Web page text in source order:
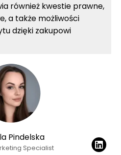
również kwestie prawne,
a także możliwości
dzięki zakupowi
Pindelska
Specialist